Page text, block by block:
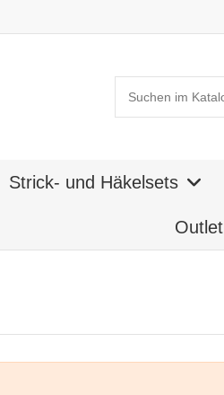
Strick- und Häkelsets
Outlet